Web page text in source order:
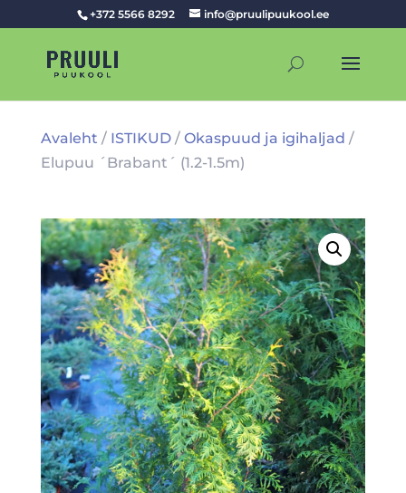
+372 5566 8292 info@pruulipuukool.ee
Avaleht / ISTIKUD/ Okaspuud ja igihaljad /
Elupuu ´Brabant´ (1.2-1.5m)